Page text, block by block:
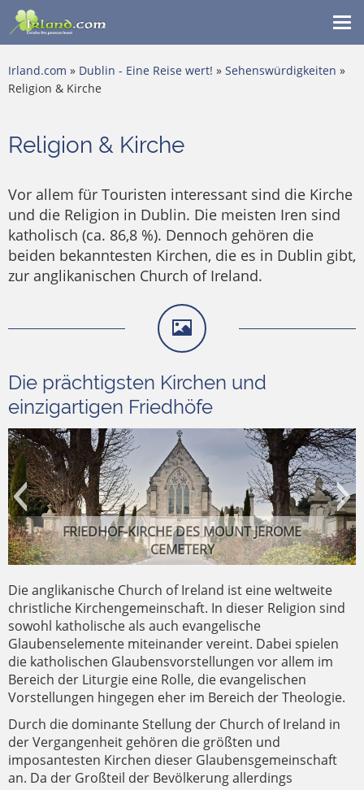
Irland.com » Dublin - Eine Reise wert! » Sehenswürdigkeiten »
Religion & Kirche
Religion & Kirche
Vor allem für Touristen interessant sind die Kirche
und die Religion in Dublin. Die meisten Iren sind
katholisch (ca. 86,8 %). Dennoch gehören die
beiden bekanntesten Kirchen, die es in Dublin gibt,
zur anglikanischen Church of Ireland.
Die prächtigsten Kirchen und
einzigartigen Friedhöfe
FRIEDHOF-KIRCHE DES MOUNT JEROME
CEMETERY
UMZINGELT VON MODERNE: DIE ST.
MICHANS CHURCH
FRIEDHOF GLASNEVIN CEMETERY – REILIG
GHLAS NAÍON
KIRCHENSCHIFF DER CARMELITE CHURCH
IN DER WHITEFRIAR STREET
Die anglikanische Church of Ireland ist eine weltweite
christliche Kirchengemeinschaft. In dieser Religion sind
sowohl katholische als auch evangelische
Glaubenselemente miteinander vereint. Dabei spielen
die katholischen Glaubensvorstellungen vor allem im
Bereich der Liturgie eine Rolle, die evangelischen
Vorstellungen hingegen eher im Bereich der Theologie.
Durch die dominante Stellung der Church of Ireland in
der Vergangenheit gehören die größten und
imposantesten Kirchen dieser Glaubensgemeinschaft
an. Da der Großteil der Bevölkerung allerdings